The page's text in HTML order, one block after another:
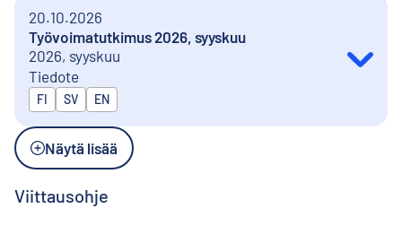
20.10.2026
Työvoimatutkimus 2026, syyskuu
2026, syyskuu
Tiedote
Julkaistaan kielillä
FI SV EN
Näytä lisää
Viittausohje